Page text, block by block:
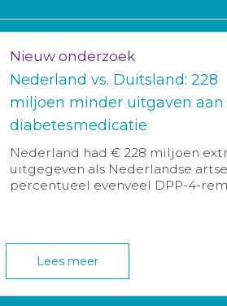
Nieuw onderzoek
Nederland vs. Duitsland: 228
miljoen minder uitgaven aan
diabetesmedicatie
Nederland had € 228 miljoen
uitgegeven als Nederlandse
percentueel evenveel DPP-4-
Lees meer